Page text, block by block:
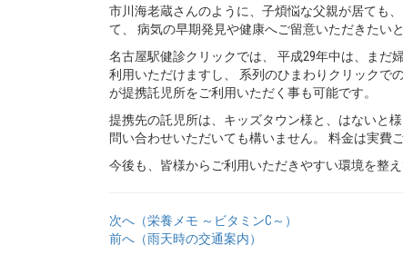
市川海老蔵さんのように、子煩悩な父親が居ても
て、 病気の早期発見や健康へご留意いただきたいと
名古屋駅健診クリックでは、 平成29年中は、まだ
利用いただけますし、 系列のひまわりクリックで
が提携託児所をご利用いただく事も可能です。
提携先の託児所は、キッズタウン様と、はないと
問い合わせいただいても構いません。 料金は実費
今後も、皆様からご利用いただきやすい環境を整
次へ（栄養メモ ～ビタミンC～）
前へ（雨天時の交通案内）